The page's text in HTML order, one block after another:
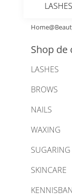
LASHES
Shop de
LASHES
BROWS
NAILS
WAXING
SUGARING
SKINCARE